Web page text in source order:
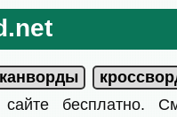
бесплатно.